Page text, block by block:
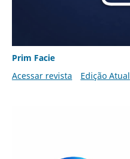
Prim Facie
Acessar revista
Edição Atual